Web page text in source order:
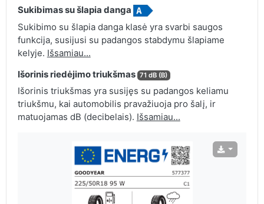
Sukibimas su šlapia danga
Sukibimo su šlapia danga klasė yra svarbi saugos
funkcija, susijusi su padangos stabdymu šlapiame
kelyje. Išsamiau...
Išorinis riedėjimo triukšmas 71 dB (B)
Išorinis triukšmas yra susijęs su padangos keliamu
triukšmu, kai automobilis pravažiuoja pro šalį, ir
matuojamas dB (decibelais). Išsamiau...